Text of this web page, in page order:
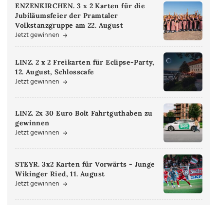
ENZENKIRCHEN. 3 x 2 Karten für die
Jubiläumsfeier der Pramtaler
Volkstanzgruppe am 22. August
Jetzt gewinnen
LINZ. 2 x 2 Freikarten für Eclipse-Party,
12. August, Schlosscafe
Jetzt gewinnen
LINZ. 2x 30 Euro Bolt Fahrtguthaben zu
gewinnen
Jetzt gewinnen
STEYR. 3x2 Karten für Vorwärts - Junge
Wikinger Ried, 11. August
Jetzt gewinnen